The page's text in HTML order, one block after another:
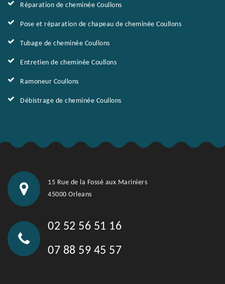
Réparation de cheminée Coullons
Pose et réparation de chapeau de cheminée Coullons
Tubage de cheminée Coullons
Entretien de cheminée Coullons
Ramoneur Coullons
Débistrage de cheminée Coullons
15 Rue de la Fossé aux Mariniers
45000 Orleans
02 52 56 51 16
07 88 59 45 57